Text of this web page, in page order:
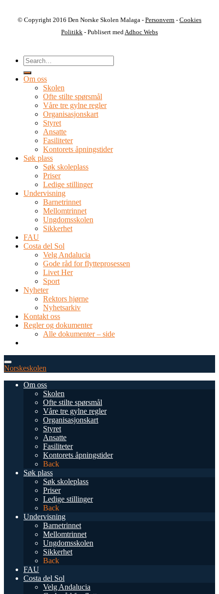
© Copyright 2016 Den Norske Skolen Malaga - Personvern - Cookies
Politikk - Publisert med Adhoc Webs
Om oss
Skolen
Ofte stilte spørsmål
Våre tre gylne regler
Organisasjonskart
Styret
Ansatte
Fasiliteter
Kontorets åpningstider
Søk plass
Søk skoleplass
Priser
Ledige stillinger
Undervisning
Barnetrinnet
Mellomtrinnet
Ungdomsskolen
Sikkerhet
FAU
Costa del Sol
Velg Andalucia
Gode råd for flytteprosessen
Livet Her
Sport
Nyheter
Rektors hjørne
Nyhetsarkiv
Kontakt oss
Regler og dokumenter
Alle dokumenter – side
Norskeskolen
Om oss
Skolen
Ofte stilte spørsmål
Våre tre gylne regler
Organisasjonskart
Styret
Ansatte
Fasiliteter
Kontorets åpningstider
Back
Søk plass
Søk skoleplass
Priser
Ledige stillinger
Back
Undervisning
Barnetrinnet
Mellomtrinnet
Ungdomsskolen
Sikkerhet
Back
FAU
Costa del Sol
Velg Andalucia